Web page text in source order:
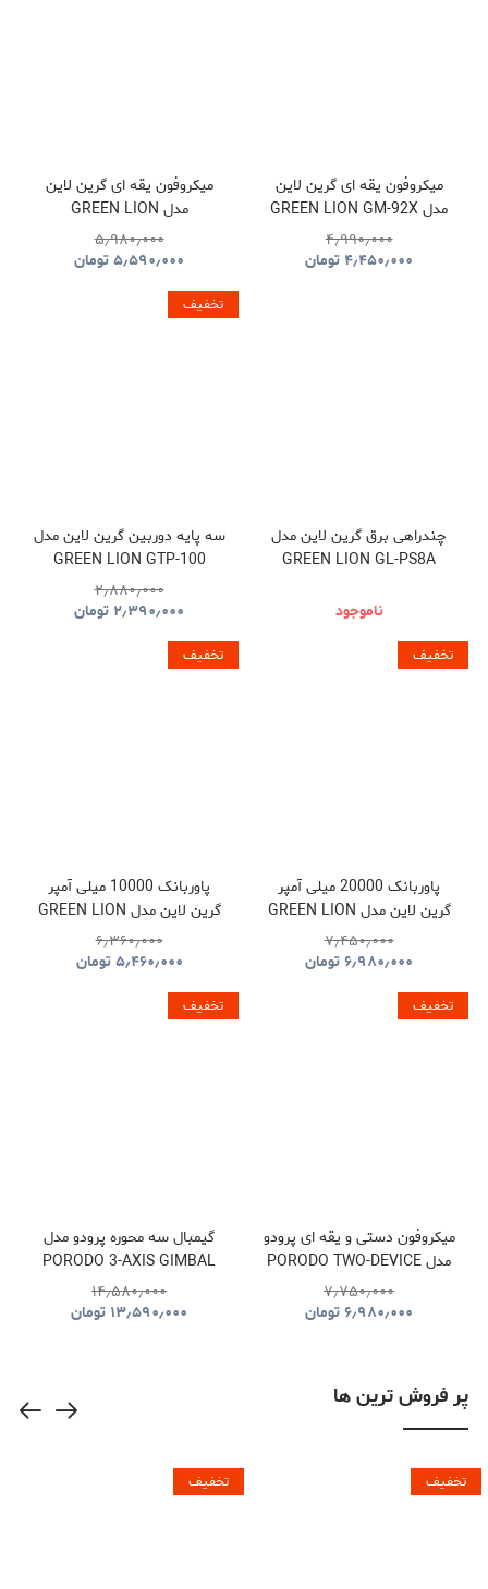
میکروفون یقه ای گرین لاین
مدل GREEN LION GM-92X
GNGM92XWMBK
۴٫۹۹۰٫۰۰۰
۴٫۴۵۰٫۰۰۰ تومان
میکروفون یقه ای گرین لاین
مدل GREEN LION
GNGM93XMICBK
۵٫۹۸۰٫۰۰۰
۵٫۵۹۰٫۰۰۰تومان
چندراهی برق گرین لاین مدل
GREEN LION GL-PS8A
ناموجود
تخفیف
سه پایه دوربین گرین لاین مدل
GREEN LION GTP-100
GNTP100TRIBK
۲٫۸۸۰٫۰۰۰
۲٫۳۹۰٫۰۰۰ تومان
تخفیف
پاوربانک 20000 میلی آمپر
گرین لاین مدل GREEN LION
GNLEZ20KPBBK
۷٫۴۵۰٫۰۰۰
۶٫۹۸۰٫۰۰۰تومان
تخفیف
پاوربانک 10000 میلی آمپر
گرین لاین مدل GREEN LION
GNLEZ10KPBBK
۶٫۳۶۰٫۰۰۰
۵٫۴۶۰٫۰۰۰تومان
تخفیف
میکروفون دستی و یقه ای پرودو
مدل PORODO TWO-DEVICE
CONNECT HANDHELD
LAVALIER MICROPHONE
۷٫۷۵۰٫۰۰۰
۶٫۹۸۰٫۰۰۰تومان
تخفیف
گیمبال سه محوره پرودو مدل
PORODO 3-AXIS GIMBAL
STABILIZER PDLFST127BK
۱۴٫۵۸۰٫۰۰۰
۱۳٫۵۹۰٫۰۰۰ تومان
پر فروش ترین ها
تخفیف تخفیف